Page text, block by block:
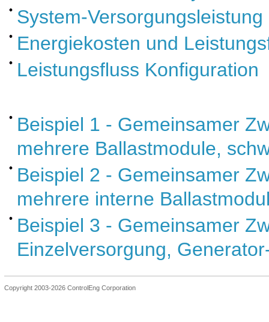
System-Versorgungsleistung
Energiekosten und
Leistungsfluss Konfiguration
Beispiel 1 - Gemeinsamer
mehrere Ballastmodule,
Beispiel 2 - Gemeinsamer
mehrere interne
Beispiel 3 - Gemeinsamer
Einzelversorgung,
Copyright 2003-2026 ControlEng Corporation